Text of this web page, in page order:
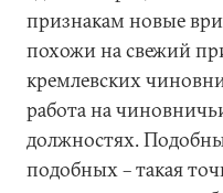
признакам новые
похожи на свежий
кремлевских
работа на
должностях.
подобных – такая